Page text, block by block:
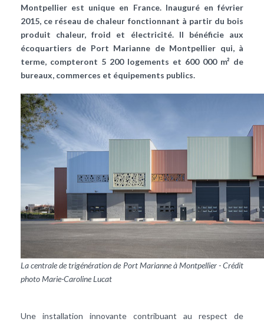
Montpellier est unique en France. Inauguré en février
2015, ce réseau de chaleur fonctionnant à partir du bois
produit chaleur, froid et électricité. Il bénéficie aux
écoquartiers de Port Marianne de Montpellier qui, à
terme, compteront 5 200 logements et 600 000 m² de
bureaux, commerces et équipements publics.
La centrale de trigénération de Port Marianne à Montpellier - Crédit
photo Marie-Caroline Lucat
Une installation innovante contribuant au respect de